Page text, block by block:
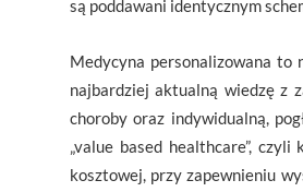
są poddawani identycznym
Medycyna personalizowana to
najbardziej aktualną wiedzę z
choroby oraz indywidualną,
„value based healthcare”,
kosztowej, przy zapewnieniu